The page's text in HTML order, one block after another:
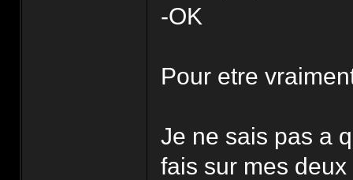
-OK
Pour etre
Je ne sais pas a
fais sur mes